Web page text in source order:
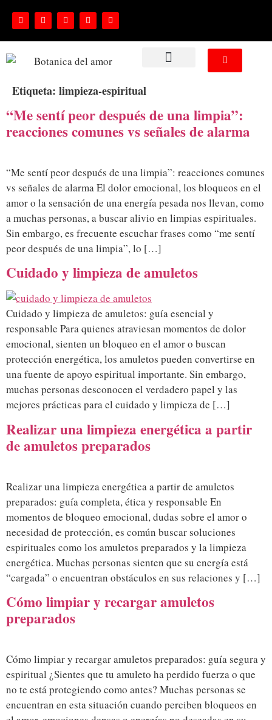
Etiqueta: limpieza-espiritual
“Me sentí peor después de una limpia”:
reacciones comunes vs señales de alarma
“Me sentí peor después de una limpia”: reacciones comunes
vs señales de alarma El dolor emocional, los bloqueos en el
amor o la sensación de una energía pesada nos llevan, como
a muchas personas, a buscar alivio en limpias espirituales.
Sin embargo, es frecuente escuchar frases como “me sentí
peor después de una limpia”, lo […]
Cuidado y limpieza de amuletos
Cuidado y limpieza de amuletos: guía esencial y
responsable Para quienes atraviesan momentos de dolor
emocional, sienten un bloqueo en el amor o buscan
protección energética, los amuletos pueden convertirse en
una fuente de apoyo espiritual importante. Sin embargo,
muchas personas desconocen el verdadero papel y las
mejores prácticas para el cuidado y limpieza de […]
Realizar una limpieza energética a partir
de amuletos preparados
Realizar una limpieza energética a partir de amuletos
preparados: guía completa, ética y responsable En
momentos de bloqueo emocional, dudas sobre el amor o
necesidad de protección, es común buscar soluciones
espirituales como los amuletos preparados y la limpieza
energética. Muchas personas sienten que su energía está
“cargada” o encuentran obstáculos en sus relaciones y […]
Cómo limpiar y recargar amuletos
preparados
Cómo limpiar y recargar amuletos preparados: guía segura y
espiritual ¿Sientes que tu amuleto ha perdido fuerza o que
no te está protegiendo como antes? Muchas personas se
encuentran en esta situación cuando perciben bloqueos en